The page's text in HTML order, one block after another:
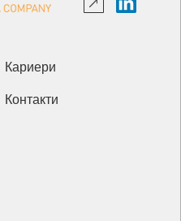
Кариери
Контакти